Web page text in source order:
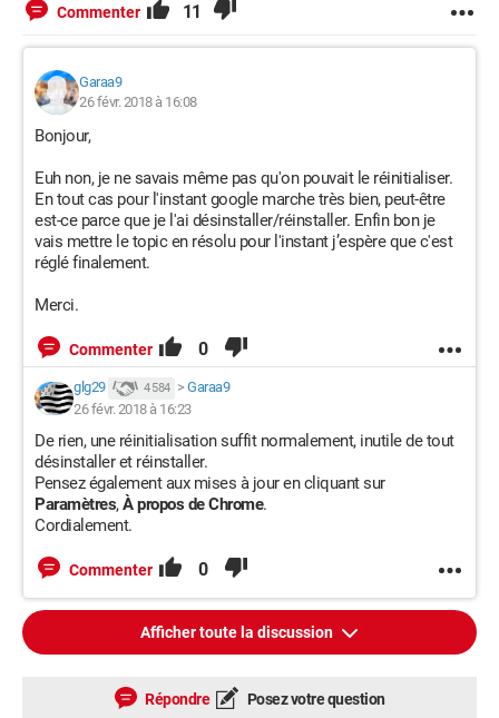
Commenter 11
Garaa9
26 févr. 2018 à 16:08
Bonjour,
Euh non, je ne savais même pas qu'on pouvait le réinitialiser.
En tout cas pour l'instant google marche très bien, peut-être
est-ce parce que je l'ai désinstaller/réinstaller. Enfin bon je
vais mettre le topic en résolu pour l'instant j’espère que c'est
réglé finalement.
Merci.
Commenter 0
glg29 4 584 > Garaa9
26 févr. 2018 à 16:23
De rien, une réinitialisation suffit normalement, inutile de tout
désinstaller et réinstaller.
Pensez également aux mises à jour en cliquant sur
Paramètres,À propos de Chrome.
Cordialement.
Commenter 0
Afficher toute la discussion
Répondre Posez votre question